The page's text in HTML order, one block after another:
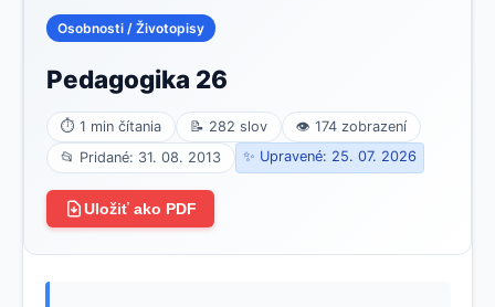
Osobnosti / Životopisy
Pedagogika 26
⏱ 1 min čítania 📝 282 slov
👁 174 zobrazení
📂 Pridané: 31. 08. 2013
✨ Upravené: 25. 07. 2026
Uložiť ako PDF